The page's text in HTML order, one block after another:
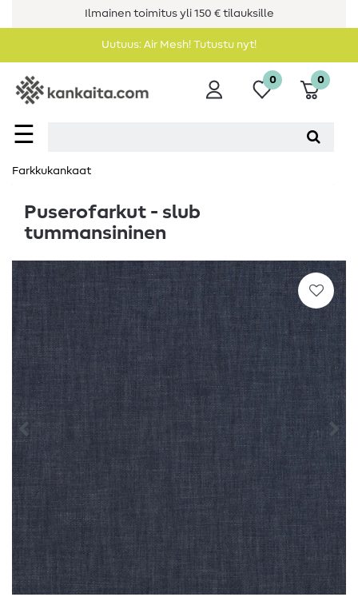
Ilmainen toimitus yli 150 € tilauksille
Uutuus: Air Mesh! Tutustu nyt!
☰
0 0
Farkkukankaat
Puserofarkut - slub
tummansininen